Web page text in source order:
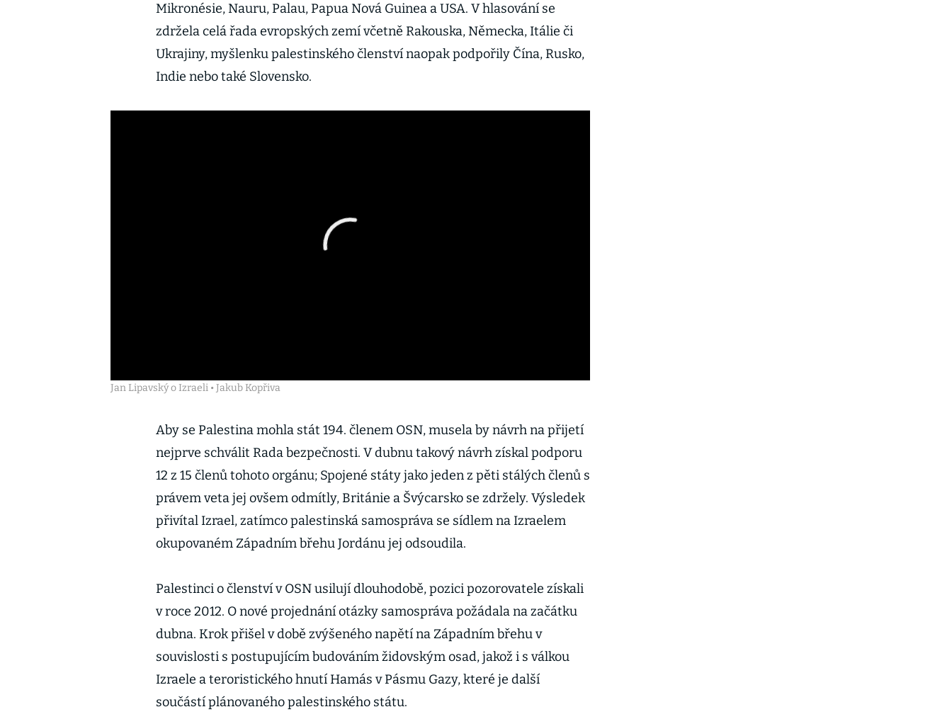
Mikronésie, Nauru, Palau, Papua Nová Guinea a USA. V hlasování se
zdržela celá řada evropských zemí včetně Rakouska, Německa, Itálie či
Ukrajiny, myšlenku palestinského členství naopak podpořily Čína, Rusko,
Indie nebo také Slovensko.
Jan Lipavský o Izraeli • Jakub Kopřiva
Aby se Palestina mohla stát 194. členem OSN, musela by návrh na přijetí
nejprve schválit Rada bezpečnosti. V dubnu takový návrh získal podporu
12 z 15 členů tohoto orgánu; Spojené státy jako jeden z pěti stálých členů s
právem veta jej ovšem odmítly, Británie a Švýcarsko se zdržely. Výsledek
přivítal Izrael, zatímco palestinská samospráva se sídlem na Izraelem
okupovaném Západním břehu Jordánu jej odsoudila.
Palestinci o členství v OSN usilují dlouhodobě, pozici pozorovatele získali
v roce 2012. O nové projednání otázky samospráva požádala na začátku
dubna. Krok přišel v době zvýšeného napětí na Západním břehu v
souvislosti s postupujícím budováním židovským osad, jakož i s válkou
Izraele a teroristického hnutí Hamás v Pásmu Gazy, které je další
součástí plánovaného palestinského státu.